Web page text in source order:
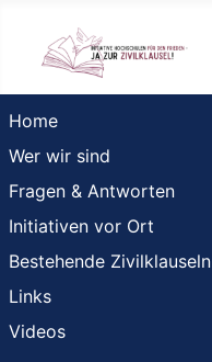
Home
Wer wir sind
Fragen & Antworten
Initiativen vor Ort
Bestehende Zivilklauseln
Links
Videos